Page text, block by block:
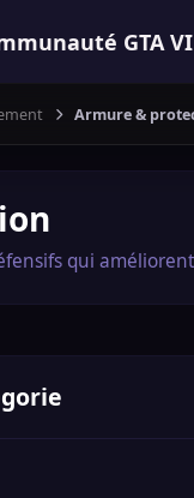
GTA
Armure &
qui